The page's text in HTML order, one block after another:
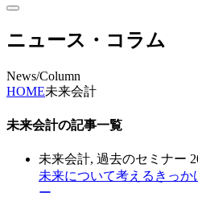
ニュース・コラム
News/Column
HOME未来会計
未来会計の記事一覧
未来会計, 過去のセミナー
未来について考えるきっ
ー